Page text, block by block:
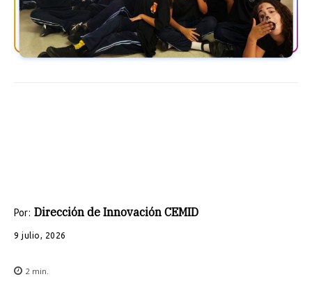
Por: Dirección de Innovación CEMID
9 julio, 2026
2 min.